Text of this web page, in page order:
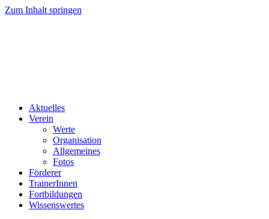
Zum Inhalt springen
Aktuelles
Verein
Werte
Organisation
Allgemeines
Fotos
Förderer
TrainerInnen
Fortbildungen
Wissenswertes